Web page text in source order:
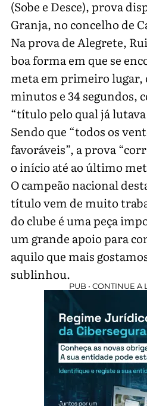
(Sobe e Desce), prova
Granja, no concelho de
Na prova de Alegrete,
boa forma em que se
meta em primeiro lugar,
minutos e 34 segundos,
“título pelo qual já
Sendo que “todos os
favoráveis”, a prova
o início até ao último
O campeão nacional
título vem de muito
do clube é uma peça
um grande apoio para
aquilo que mais
sublinhou.
PUB • CONTINUE A